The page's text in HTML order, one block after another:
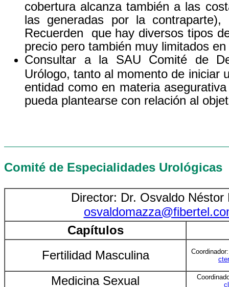
cobertura alcanza también a las
las generadas por la
Recuerden que hay diversos tipos
precio pero también muy limitados
Consultar a la SAU Comité de
Urólogo, tanto al momento de iniciar
entidad como en materia
pueda plantearse con relación al
Comité de Especialidades Urológicas
Director: Dr. Osvaldo Néstor
Capítulos
Fertilidad Masculina
Medicina Sexual